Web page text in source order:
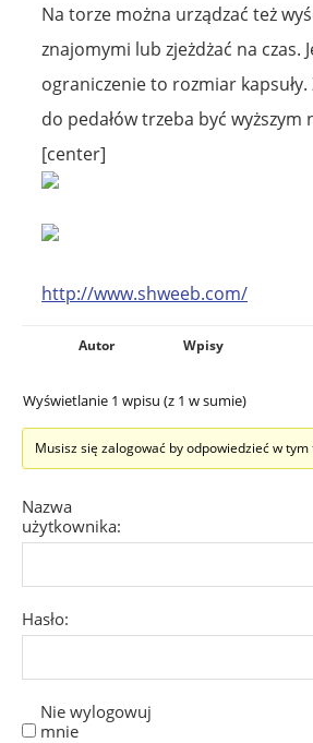
Na torze można urządzać też
znajomymi lub zjeżdżać na czas.
ograniczenie to rozmiar
do pedałów trzeba być wyższym
[center]
http://www.shweeb.com/
Autor Wpisy
Wyświetlanie 1 wpisu (z 1 w sumie)
Musisz się zalogować by odpowiedzieć w
Nazwa
użytkownika:
Hasło:
Nie wylogowuj
mnie